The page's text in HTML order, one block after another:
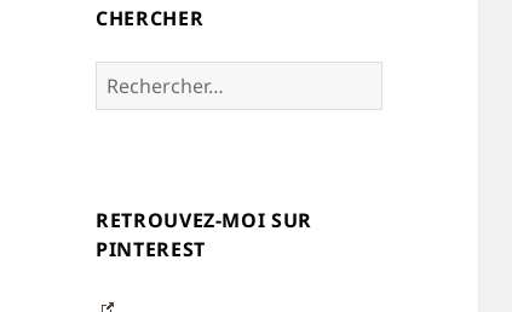
devinettes, pour
enfants.
CHERCHER
Rechercher :
RETROUVEZ-MOI SUR
PINTEREST